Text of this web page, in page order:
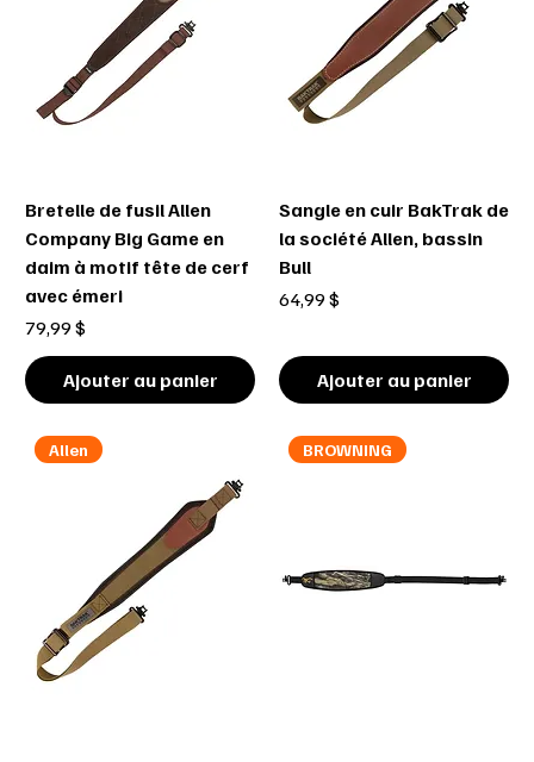
Bretelle de fusil Allen
Company Big Game en
daim à motif tête de cerf
avec émeri
Prix
79,99 $
Ajouter au panier
Sangle en cuir BakTrak de
la société Allen, bassin
Bull
Prix
64,99 $
Ajouter au panier
Allen BROWNING